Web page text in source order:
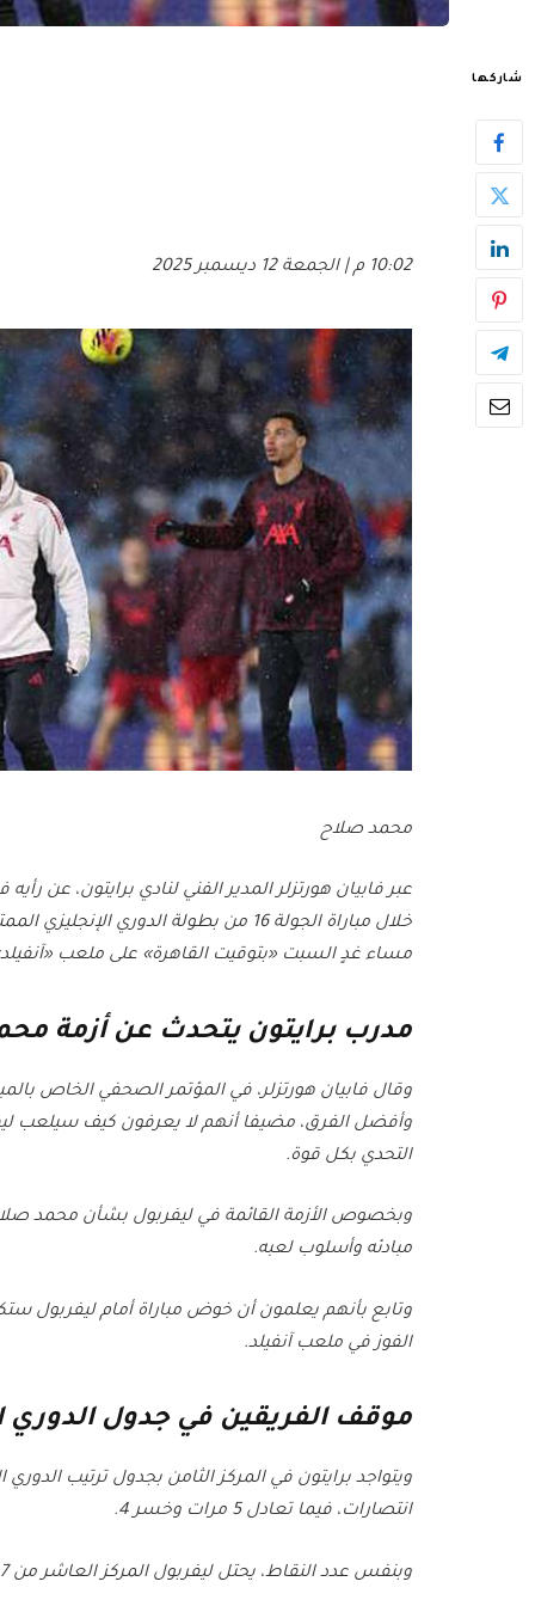
شاركها
10:02 م | الجمعة 12 ديسمبر 2025
محمد صلاح
عبر فابيان هورتزلر المدير الفني لنادي برايتون،
خلال مباراة الجولة 16 من بطولة الدوري
مساء غدٍ السبت «بتوقيت القاهرة» على ملعب
مدرب برايتون يتحدث عن أزمة
وقال فابيان هورتزلر، في المؤتمر الصحفي الخاص
وأفضل الفرق، مضيفا أنهم لا يعرفون كيف سيلعب
التحدي بكل قوة.
وبخصوص الأزمة القائمة في ليفربول بشأن محمد
مبادئه وأسلوب لعبه.
وتابع بأنهم يعلمون أن خوض مباراة أمام ليفربول
الفوز في ملعب آنفيلد.
موقف الفريقين في جدول الدوري
انتصارات، فيما تعادل 5 مرات وخسر 4.
وبنفس عدد النقاط، يحتل ليفربول المركز العاشر من 7 انتصارات، تعادلين و6 هزائم.